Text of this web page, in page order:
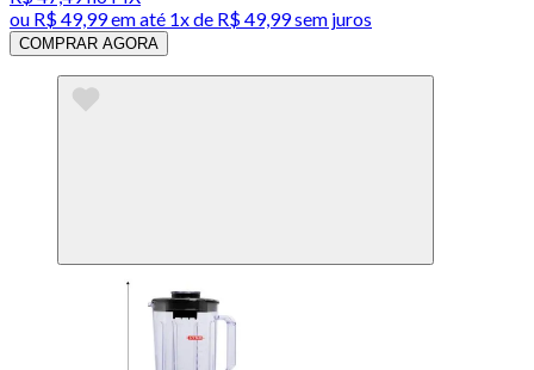
ou R$ 49,99em até 1x de R$ 49,99sem juros
COMPRAR AGORA